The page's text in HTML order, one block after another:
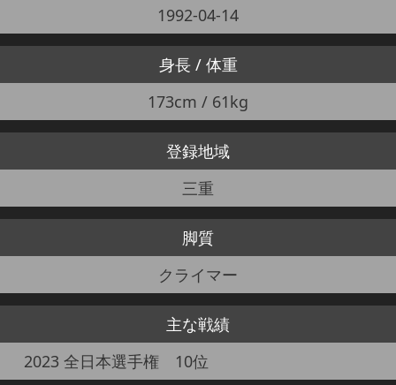
1992-04-14
身長 / 体重
173cm / 61kg
登録地域
三重
脚質
クライマー
主な戦績
2023 全日本選手権 10位